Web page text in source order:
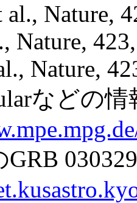
al., Nature,
Nature,
Nature,
などの
GRB